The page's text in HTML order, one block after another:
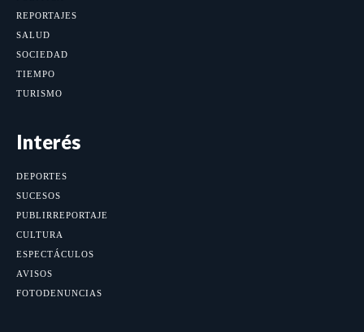
REPORTAJES
SALUD
SOCIEDAD
TIEMPO
TURISMO
Interés
DEPORTES
SUCESOS
PUBLIRREPORTAJE
CULTURA
ESPECTÁCULOS
AVISOS
FOTODENUNCIAS